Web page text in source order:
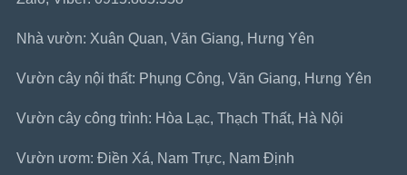
Nhà vườn: Xuân Quan, Văn Giang, Hưng Yên
Vườn cây nội thất: Phụng Công, Văn Giang, Hưng Yên
Vườn cây công trình: Hòa Lạc, Thạch Thất, Hà Nội
Vườn ươm: Điền Xá, Nam Trực, Nam Định